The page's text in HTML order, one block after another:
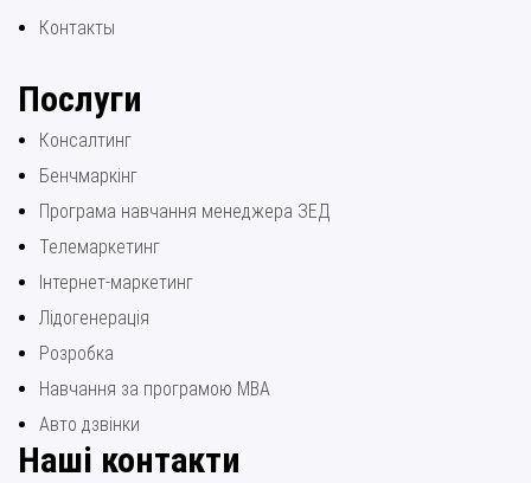
Контакты
Послуги
Консалтинг
Бенчмаркінг
Програма навчання менеджера ЗЕД
Телемаркетинг
Інтернет-маркетинг
Лідогенерація
Розробка
Навчання за програмою МВА
Авто дзвінки
Наші контакти